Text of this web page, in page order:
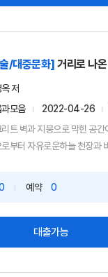
/대중문화] 거리로 나
저
모음
2022-04-26
트 벽과 지붕으로 막힌 공
부터 자유로운하늘 천장과
예약 0
대출가능